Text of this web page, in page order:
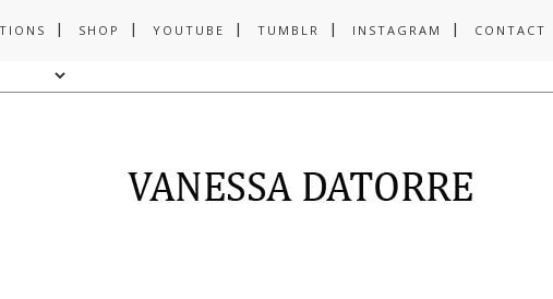
SHOP YOUTUBE TUMBLR INSTAGRAM CONTACT